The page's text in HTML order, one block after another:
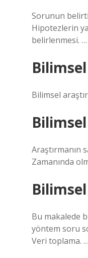
Sorunun
Hipotezlerin
belirlenmesi. …
Bilimsel
Araştırmanın
Zamanında
Bu makalede
yöntem soru
Veri toplama.